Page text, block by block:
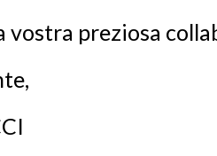
vostra preziosa